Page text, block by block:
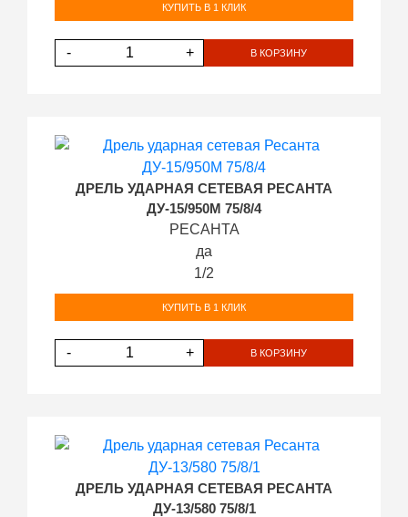
КУПИТЬ В 1 КЛИК
- + В КОРЗИНУ
ДРЕЛЬ УДАРНАЯ СЕТЕВАЯ РЕСАНТА
ДУ-15/950М 75/8/4
РЕСАНТА
да
1/2
КУПИТЬ В 1 КЛИК
- + В КОРЗИНУ
ДРЕЛЬ УДАРНАЯ СЕТЕВАЯ РЕСАНТА
ДУ-13/580 75/8/1